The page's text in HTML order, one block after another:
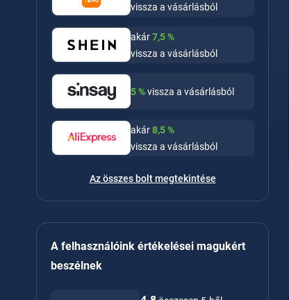
vissza a vásárlásból
akár7,5%
vissza a vásárlásból
5%vissza a vásárlásból
akár8,5%
vissza a vásárlásból
Az összes bolt megtekintése
A felhasználóink értékelései magukért
beszélnek